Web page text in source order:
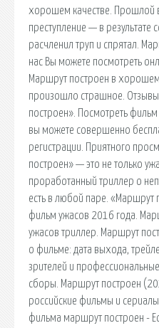
хорошем качестве. Прошлой
преступление — в результате
расчленил труп и спрятал.
нас Вы можете посмотреть
Маршрут построен в
произошло страшное.
построен». Посмотреть
вы можете совершенно
регистрации. Приятного
построен» — это не только
проработанный триллер о
есть в любой паре. «Маршрут
фильм ужасов 2016 года.
ужасов триллер. Маршрут
о фильме: дата выхода,
зрителей и
сборы. Маршрут построен
российские фильмы и
фильма маршрут построен -